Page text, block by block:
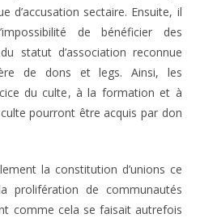
d’accusation sectaire. Ensuite, il
de bénéficier des
statut d’association reconnue
de dons et legs. Ainsi, les
du culte, à la formation et à
pourront être acquis par don
la constitution d’unions ce
prolifération de communautés
comme cela se faisait autrefois